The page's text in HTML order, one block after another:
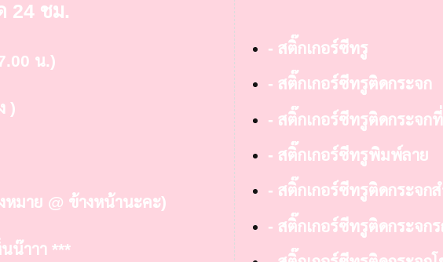
24 ชม.
น.)
)
หมาย @ ข้างหน้านะคะ)
น๊าาา ***
- สติ๊กเกอร์ซีทรู
- สติ๊กเกอร์ซีทรูติดกระจก
- สติ๊กเกอร์ซีทรูติดกระจก
- สติ๊กเกอร์ซีทรูพิมพ์ลาย
- สติ๊กเกอร์ซีทรูติดกระจก
- สติ๊กเกอร์ซีทรูติดกระจก